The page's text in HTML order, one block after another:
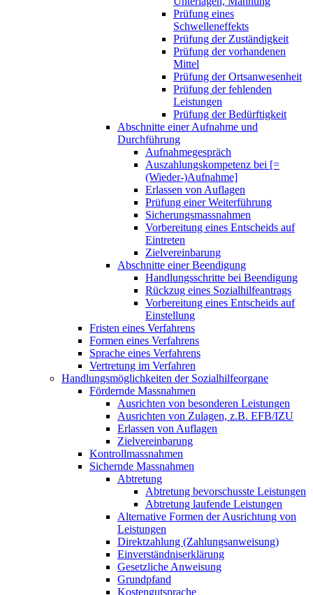
Prüfung eines
Schwelleneffekts
Prüfung der Zuständigkeit
Prüfung der vorhandenen
Mittel
Prüfung der Ortsanwesenheit
Prüfung der fehlenden
Leistungen
Prüfung der Bedürftigkeit
Abschnitte einer Aufnahme und
Durchführung
Aufnahmegespräch
Auszahlungskompetenz bei [=
(Wieder-)Aufnahme]
Erlassen von Auflagen
Prüfung einer Weiterführung
Sicherungsmassnahmen
Vorbereitung eines Entscheids auf
Eintreten
Zielvereinbarung
Abschnitte einer Beendigung
Handlungsschritte bei Beendigung
Rückzug eines Sozialhilfeantrags
Vorbereitung eines Entscheids auf
Einstellung
Fristen eines Verfahrens
Formen eines Verfahrens
Sprache eines Verfahrens
Vertretung im Verfahren
Handlungsmöglichkeiten der Sozialhilfeorgane
Fördernde Massnahmen
Ausrichten von besonderen Leistungen
Ausrichten von Zulagen, z.B. EFB/IZU
Erlassen von Auflagen
Zielvereinbarung
Kontrollmassnahmen
Sichernde Massnahmen
Abtretung
Abtretung bevorschusste Leistungen
Abtretung laufende Leistungen
Alternative Formen der Ausrichtung von
Leistungen
Direktzahlung (Zahlungsanweisung)
Einverständniserklärung
Gesetzliche Anweisung
Grundpfand
Kostengutsprache